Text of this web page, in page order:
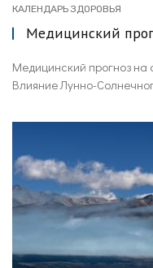
КАЛЕНДАРЬ ЗДОРОВЬЯ
Медицинский
Медицинский прогноз на
Влияние Лунно-